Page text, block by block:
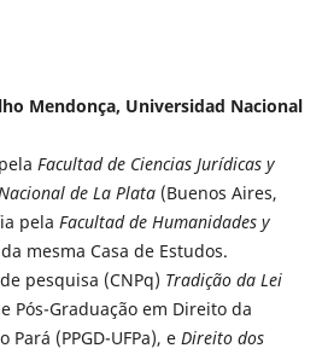
Mendonça, Universidad Nacional
Facultad de Ciencias Jurídicas y
de La Plata(Buenos Aires,
pela Facultad de Humanidades y
mesma Casa de Estudos.
pesquisa (CNPq) Tradição da Lei
Pós-Graduação em Direito da
(PPGD-UFPa), e Direito dos